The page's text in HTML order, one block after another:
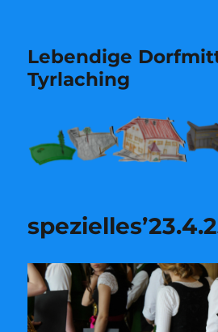
Lebendige
Tyrlaching